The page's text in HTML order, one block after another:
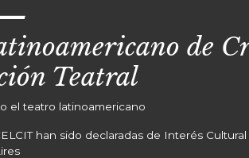
de
Teatral
el teatro latinoamericano
han sido declaradas de Interés